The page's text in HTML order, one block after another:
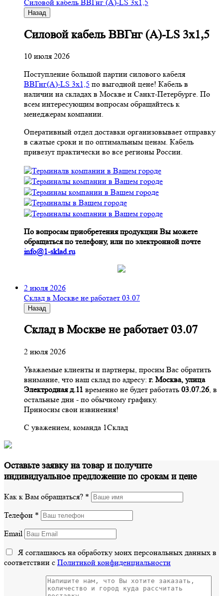
Cиловой кабель ВВГнг (A)-LS 3х1,5
Назад
Cиловой кабель ВВГнг (A)-LS 3х1,5
10 июля 2026
Поступление большой партии силового кабеля
ВВГнг(A)-LS 3х1,5 по выгодной цене! Кабель в
наличии на складах в Москве и Санкт-Петербурге. По
всем интересующим вопросам обращайтесь к
менеджерам компании.
Оперативный отдел доставки организовывает отправку
в сжатые сроки и по оптимальным ценам. Кабель
привезут практически во все регионы России.
По вопросам приобретения продукции Вы можете
обращаться по телефону, или по электронной почте
info@1-sklad.ru
2 июля 2026
Склад в Москве не работает 03.07
Назад
Склад в Москве не работает 03.07
2 июля 2026
Уважаемые клиенты и партнеры, просим Вас обратить
внимание, что наш склад по адресу: г. Москва, улица
Электродная д.11 временно не будет работать 03.07.26, в
остальные дни - по обычному графику.
Приносим свои извинения!
С уважением, команда 1Склад
Оставьте заявку на товар и получите
индивидуальное предложение по срокам и цене
Как к Вам обращаться? *
Телефон *
Email
Я соглашаюсь на обработку моих персональных данных в
соответствии с Политикой конфиденциальности